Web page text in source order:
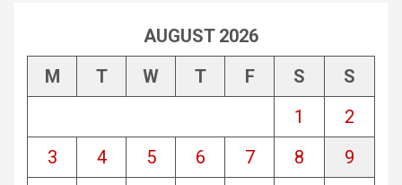
AUGUST 2026
M
T W T F S
S
1
2
3
4 5 6 7 8
9